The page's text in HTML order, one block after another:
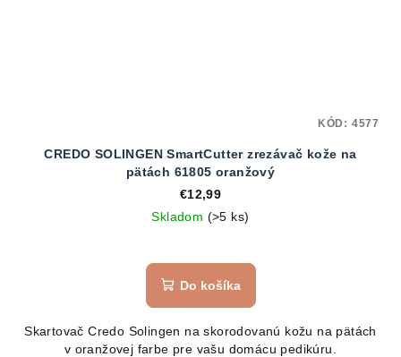
CREDO SOLINGEN SmartCutter zrezávač kože na
pätách 61805 oranžový
€12,99
Skladom (>5 ks)
Do košíka
Skartovač Credo Solingen na skorodovanú kožu na pätách
v oranžovej farbe pre vašu domácu pedikúru.
KÓD: 4577